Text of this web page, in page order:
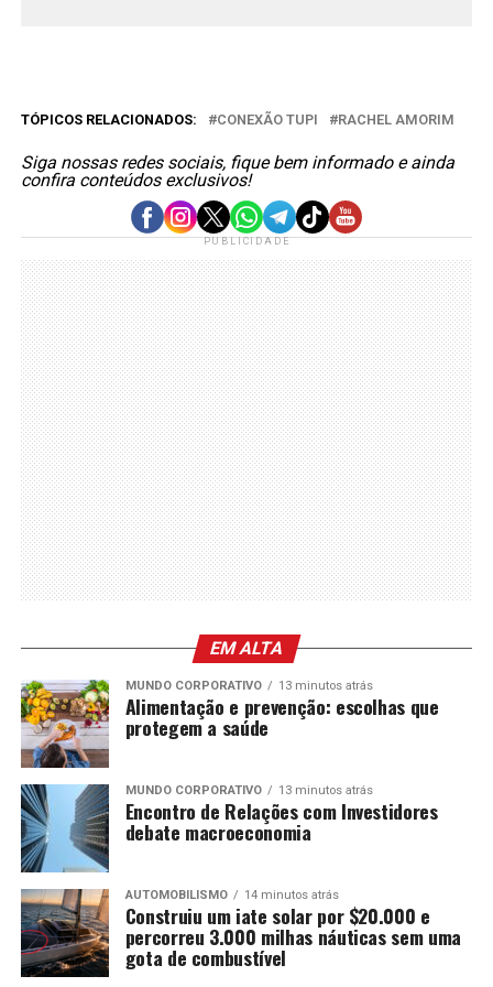
TÓPICOS RELACIONADOS: CONEXÃO TUPI RACHEL AMORIM
Siga nossas redes sociais, fique bem informado e ainda
confira conteúdos exclusivos!
PUBLICIDADE
EM ALTA
MUNDO CORPORATIVO 13 minutos atrás
Alimentação e prevenção: escolhas que
protegem a saúde
MUNDO CORPORATIVO 13 minutos atrás
Encontro de Relações com Investidores
debate macroeconomia
AUTOMOBILISMO 14 minutos atrás
Construiu um iate solar por $20.000 e
percorreu 3.000 milhas náuticas sem uma
gota de combustível